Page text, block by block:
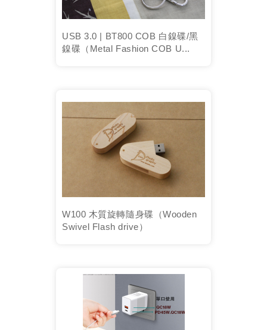
USB 3.0 | BT800 COB 白鎳碟/黑
鎳碟（Metal Fashion COB U...
W100 木質旋轉隨身碟（Wooden
Swivel Flash drive）